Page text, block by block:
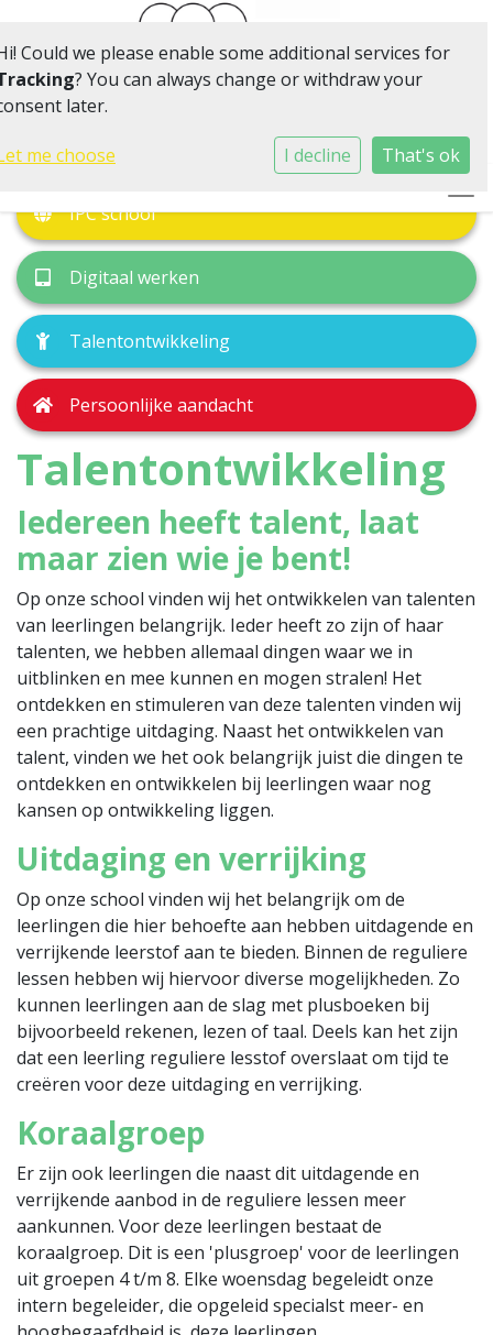
Klein van omvang, volop in beweging
IPC school
Digitaal werken
Talentontwikkeling
Persoonlijke aandacht
Talentontwikkeling
Iedereen heeft talent, laat
maar zien wie je bent!
Op onze school vinden wij het ontwikkelen van talenten
van leerlingen belangrijk. Ieder heeft zo zijn of haar
talenten, we hebben allemaal dingen waar we in
uitblinken en mee kunnen en mogen stralen! Het
ontdekken en stimuleren van deze talenten vinden wij
een prachtige uitdaging. Naast het ontwikkelen van
talent, vinden we het ook belangrijk juist die dingen te
ontdekken en ontwikkelen bij leerlingen waar nog
kansen op ontwikkeling liggen.
Uitdaging en verrijking
Op onze school vinden wij het belangrijk om de
leerlingen die hier behoefte aan hebben uitdagende en
verrijkende leerstof aan te bieden. Binnen de reguliere
lessen hebben wij hiervoor diverse mogelijkheden. Zo
kunnen leerlingen aan de slag met plusboeken bij
bijvoorbeeld rekenen, lezen of taal. Deels kan het zijn
dat een leerling reguliere lesstof overslaat om tijd te
creëren voor deze uitdaging en verrijking.
Koraalgroep
Er zijn ook leerlingen die naast dit uitdagende en
verrijkende aanbod in de reguliere lessen meer
aankunnen. Voor deze leerlingen bestaat de
koraalgroep. Dit is een 'plusgroep' voor de leerlingen
uit groepen 4 t/m 8. Elke woensdag begeleidt onze
intern begeleider, die opgeleid specialst meer- en
Could we please enable some additional services for
? You can always change or withdraw your
later.
me choose I decline That's ok